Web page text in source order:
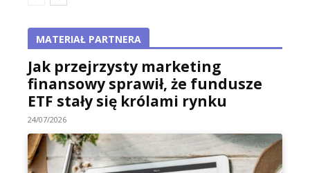
MATERIAŁ PARTNERA
Jak przejrzysty marketing
finansowy sprawił, że fundusze
ETF stały się królami rynku
24/07/2026